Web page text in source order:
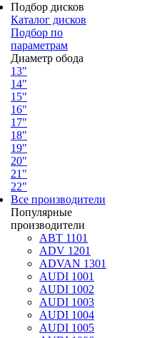
Подбор дисков
Каталог дисков
Подбор по
параметрам
Диаметр обода
13"
14"
15"
16"
17"
18"
19"
20"
21"
22"
Все производители
Популярные
производители
ABT 1101
ADV 1201
ADVAN 1301
AUDI 1001
AUDI 1002
AUDI 1003
AUDI 1004
AUDI 1005